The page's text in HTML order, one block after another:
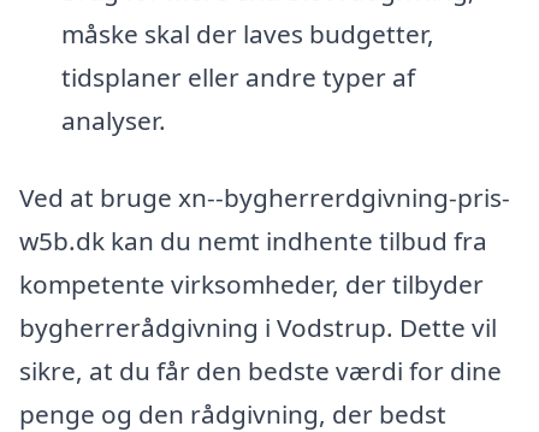
måske skal der laves budgetter,
tidsplaner eller andre typer af
analyser.
Ved at bruge xn--bygherrerdgivning-pris-
w5b.dk kan du nemt indhente tilbud fra
kompetente virksomheder, der tilbyder
bygherrerådgivning i Vodstrup. Dette vil
sikre, at du får den bedste værdi for dine
penge og den rådgivning, der bedst